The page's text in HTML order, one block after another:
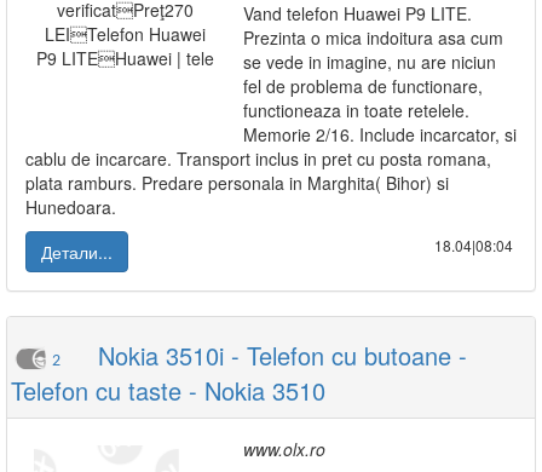
Vand telefon Huawei P9 LITE.
Prezinta o mica indoitura asa cum
se vede in imagine, nu are niciun
fel de problema de functionare,
functioneaza in toate retelele.
Memorie 2/16. Include incarcator, si
cablu de incarcare. Transport inclus in pret cu posta romana,
plata ramburs. Predare personala in Marghita( Bihor) si
Hunedoara.
Детали...
18.04|08:04
2
Nokia 3510i - Telefon cu butoane -
Telefon cu taste - Nokia 3510
www.olx.ro